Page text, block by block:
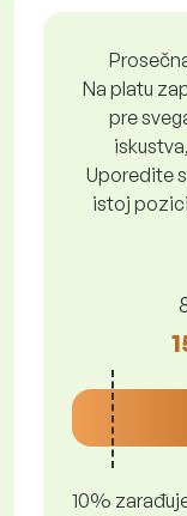
Na platu
pre
Uporedite
istoj
10%